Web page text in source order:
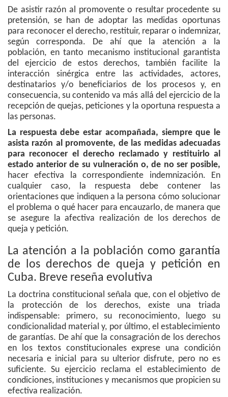
De asistir razón al promovente o resultar procedente su
pretensión, se han de adoptar las medidas oportunas
para reconocer el derecho, restituir, reparar o indemnizar,
según corresponda. De ahí que la atención a la
población, en tanto mecanismo institucional garantista
del ejercicio de estos derechos, también facilite la
interacción sinérgica entre las actividades, actores,
destinatarios y/o beneficiarios de los procesos y, en
consecuencia, su contenido va más allá del ejercicio de la
recepción de quejas, peticiones y la oportuna respuesta a
las personas.
La respuesta debe estar acompañada, siempre que le
asista razón al promovente, de las medidas adecuadas
para reconocer el derecho reclamado y restituirlo al
estado anterior de su vulneración o, de no ser posible,
hacer efectiva la correspondiente indemnización. En
cualquier caso, la respuesta debe contener las
orientaciones que indiquen a la persona cómo solucionar
el problema o qué hacer para encauzarlo, de manera que
se asegure la afectiva realización de los derechos de
queja y petición.
La atención a la población como garantía
de los derechos de queja y petición en
Cuba. Breve reseña evolutiva
La doctrina constitucional señala que, con el objetivo de
la protección de los derechos, existe una triada
indispensable: primero, su reconocimiento, luego su
condicionalidad material y, por último, el establecimiento
de garantías. De ahí que la consagración de los derechos
en los textos constitucionales exprese una condición
necesaria e inicial para su ulterior disfrute, pero no es
suficiente. Su ejercicio reclama el establecimiento de
condiciones, instituciones y mecanismos que propicien su
efectiva realización.